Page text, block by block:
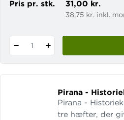
Pris pr. stk. 31,00 kr.
38,75 kr. inkl.
1
Pirana -
Pirana -
tre hæfter, der